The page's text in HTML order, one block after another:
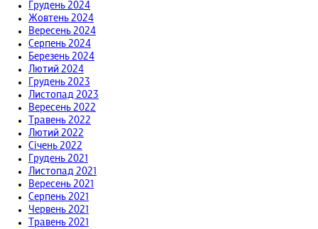
Грудень 2024
Жовтень 2024
Вересень 2024
Серпень 2024
Березень 2024
Лютий 2024
Грудень 2023
Листопад 2023
Вересень 2022
Травень 2022
Лютий 2022
Січень 2022
Грудень 2021
Листопад 2021
Вересень 2021
Серпень 2021
Червень 2021
Травень 2021